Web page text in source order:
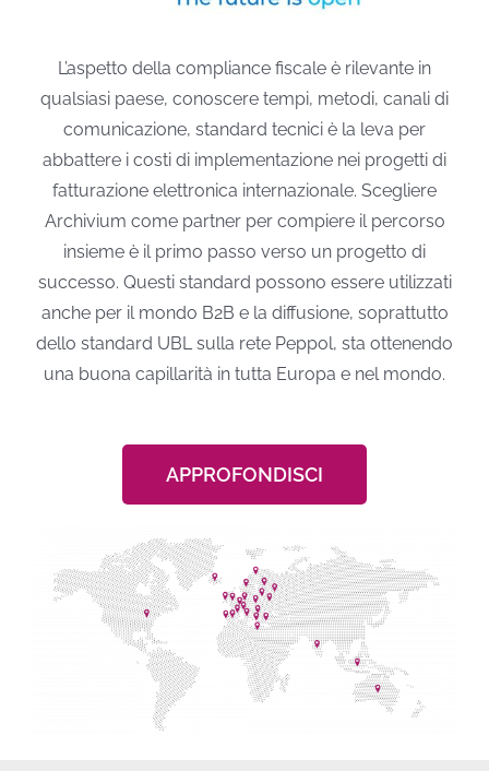
L’aspetto della compliance fiscale è rilevante in
qualsiasi paese, conoscere tempi, metodi, canali di
comunicazione, standard tecnici è la leva per
abbattere i costi di implementazione nei progetti di
fatturazione elettronica internazionale. Scegliere
Archivium come partner per compiere il percorso
insieme è il primo passo verso un progetto di
successo. Questi standard possono essere utilizzati
anche per il mondo B2B e la diffusione, soprattutto
dello standard UBL sulla rete Peppol, sta ottenendo
una buona capillarità in tutta Europa e nel mondo.
APPROFONDISCI